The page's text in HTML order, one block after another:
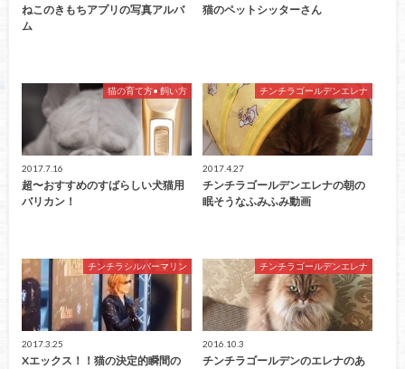
ねこのきもちアプリの写真アルバ
ム
猫のペットシッターさん
猫の育て方• 飼い方
2017.7.16
超〜おすすめのすばらしい犬猫用
バリカン！
チンチラゴールデンエレナ
2017.4.27
チンチラゴールデンエレナの朝の
眠そうなふみふみ動画
チンチラシルバーマリン
2017.3.25
Xエックス！！猫の決定的瞬間の
チンチラゴールデンエレナ
2016.10.3
チンチラゴールデンのエレナのあ